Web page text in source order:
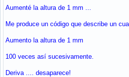
Aumenté la altura de 1 mm ...
Me produce un código que describe un
Aumento la altura de 1 mm
100 veces así sucesivamente.
Deriva .... desaparece!